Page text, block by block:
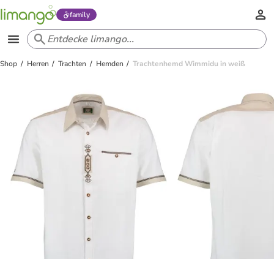
family
Shop Herren Trachten Hemden Trachtenhemd Wimmidu in weiß